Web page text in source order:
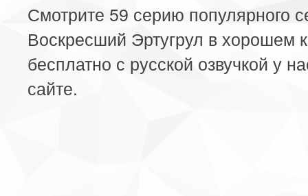
Смотрите 59 серию популярного
Воскресший Эртугрул в хорошем
бесплатно с русской озвучкой у
сайте.